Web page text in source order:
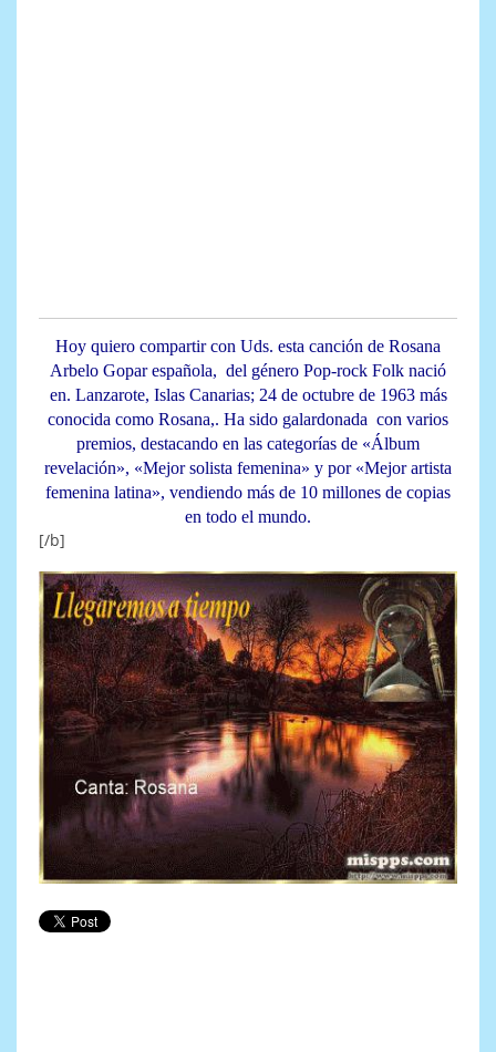
Hoy quiero compartir con Uds. esta canción de Rosana
Arbelo Gopar española, del género Pop-rock Folk nació
en. Lanzarote, Islas Canarias; 24 de octubre de 1963 más
conocida como Rosana,. Ha sido galardonada con varios
premios, destacando en las categorías de «Álbum
revelación», «Mejor solista femenina» y por «Mejor artista
femenina latina», vendiendo más de 10 millones de copias
en todo el mundo.
[/b]